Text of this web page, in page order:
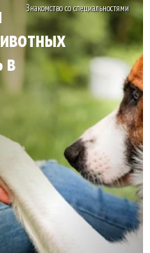
Знакомство со специальностями
в